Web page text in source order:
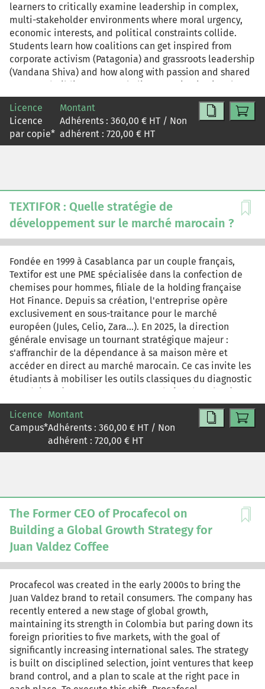
learners to critically examine leadership in complex,
multi-stakeholder environments where moral urgency,
economic interests, and political constraints collide.
Students learn how coalitions can get inspired from
corporate activism (Patagonia) and grassroots leadership
(Vandana Shiva) and how along with passion and shared
purpose, building structural alignment, institutional
design, and adaptive leadership can help to bridge
fragmentation and enable durable cooperation.
Licence
Licence
par copie*
Montant
Adhérents : 360,00 € HT / Non
adhérent : 720,00 € HT
TEXTIFOR : Quelle stratégie de
développement sur le marché marocain ?
Fondée en 1999 à Casablanca par un couple français,
Textifor est une PME spécialisée dans la confection de
chemises pour hommes, filiale de la holding française
Hot Finance. Depuis sa création, l'entreprise opère
exclusivement en sous-traitance pour le marché
européen (Jules, Celio, Zara...). En 2025, la direction
générale envisage un tournant stratégique majeur :
s'affranchir de la dépendance à sa maison mère et
accéder en direct au marché marocain. Ce cas invite les
étudiants à mobiliser les outils classiques du diagnostic
stratégique (PESTEL, Porter, SWOT, chaîne de valeur) pour
formuler des recommandations opérationnelles sur les
modalités d'une telle transition. Il interroge également
les dimensions RH, financières et organisationnelles
indispensables à ce type de repositionnement.
Licence
Campus*
Montant
Adhérents : 360,00 € HT / Non
adhérent : 720,00 € HT
The Former CEO of Procafecol on
Building a Global Growth Strategy for
Juan Valdez Coffee
Procafecol was created in the early 2000s to bring the
Juan Valdez brand to retail consumers. The company has
recently entered a new stage of global growth,
maintaining its strength in Colombia but paring down its
foreign priorities to five markets, with the goal of
significantly increasing international sales. The strategy
is built on disciplined selection, joint ventures that keep
brand control, and a plan to scale at the right pace in